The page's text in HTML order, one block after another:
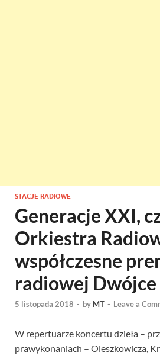
STACJE RADIOWE
Generacje XXI,
Orkiestra
współczesne
radiowej Dwójce
5 listopada 2018 - by MT - Leave a
W repertuarze koncertu dzieła –
prawykonaniach – Oleszkowicza,